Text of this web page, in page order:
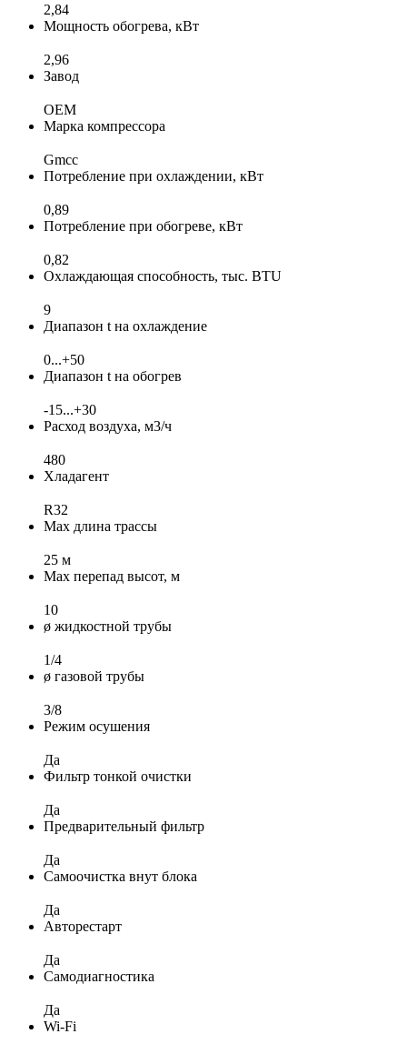
2,84
Мощность обогрева, кВт
2,96
Завод
OEM
Марка компрессора
Gmcc
Потребление при охлаждении, кВт
0,89
Потребление при обогреве, кВт
0,82
Охлаждающая способность, тыс. BTU
9
Диапазон t на охлаждение
0...+50
Диапазон t на обогрев
-15...+30
Расход воздуха, м3/ч
480
Хладагент
R32
Max длина трассы
25 м
Max перепад высот, м
10
ø жидкостной трубы
1/4
ø газовой трубы
3/8
Режим осушения
Да
Фильтр тонкой очистки
Да
Предварительный фильтр
Да
Самоочистка внут блока
Да
Авторестарт
Да
Самодиагностика
Да
Wi-Fi